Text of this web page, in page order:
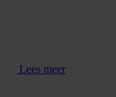
Lees meer